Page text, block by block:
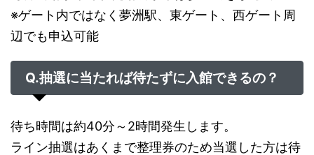
※ゲート内ではなく夢洲駅、東ゲート、西ゲート周
辺でも申込可能
Q.抽選に当たれば待たずに入館できるの？
待ち時間は約40分～2時間発生します。
ライン抽選はあくまで整理券のため当選した方は待